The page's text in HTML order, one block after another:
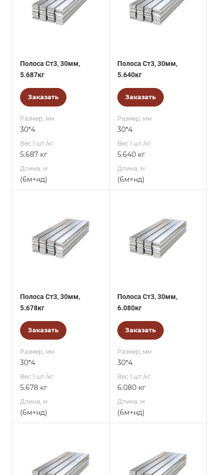
Полоса Ст3, 30мм,
5.687кг
Заказать
Размер, мм
30*4
Вес 1 шт./кг.
5.687 кг
Длина, м
(6м+нд)
Полоса Ст3, 30мм,
5.640кг
Заказать
Размер, мм
30*4
Вес 1 шт./кг.
5.640 кг
Длина, м
(6м+нд)
Полоса Ст3, 30мм,
5.678кг
Заказать
Размер, мм
30*4
Вес 1 шт./кг.
5.678 кг
Длина, м
(6м+нд)
Полоса Ст3, 30мм,
6.080кг
Заказать
Размер, мм
30*4
Вес 1 шт./кг.
6.080 кг
Длина, м
(6м+нд)